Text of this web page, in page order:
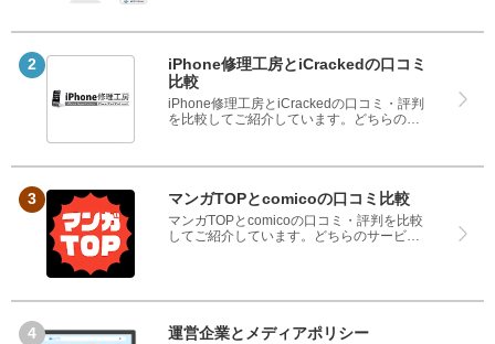
なく、悪い口コミもしっかり掲載している
さい。
iPhone修理工房とiCrackedの口コミ
比較
iPhone修理工房とiCrackedの口コミ・評判
を比較してご紹介しています。どちらのサ
て、iPhone修理工房とiCrackedのどちらを
マンガTOPとcomicoの口コミ比較
マンガTOPとcomicoの口コミ・評判を比較
してご紹介しています。どちらのサービス
てください。
運営企業とメディアポリシー